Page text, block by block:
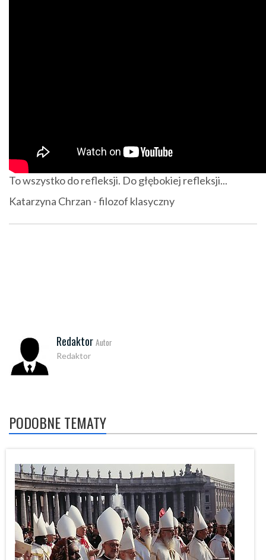
To wszystko do refleksji. Do głębokiej refleksji...
Katarzyna Chrzan - filozof klasyczny
Redaktor Autor
Redaktor
PODOBNE TEMATY